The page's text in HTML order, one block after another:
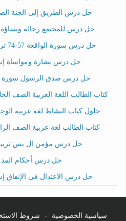
حل درس الطريق إلى الجنة
حل درس للمجتمع رجاله
حل درس سورة الواقعة 57-74 تربية اسلامية الصف التاسع
حل درس بشارة ومواساة
حل درس صدق الرسول سورة يس 1-12
كتاب الطالب اللغة العربية الصف الخامس
حلول كتاب النشاط لغة عربية
كتاب الطالب لغة عربية الصف الرابع
حل درس مؤمن ال يس
حل درس أحكام المد
حل درس الاعتدال في الإنفاق
سياسية الخصوصية - شروط